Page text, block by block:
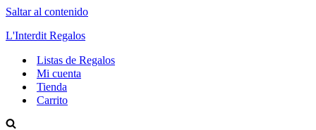
Saltar al contenido
L'Interdit Regalos
Listas de Regalos
Mi cuenta
Tienda
Carrito